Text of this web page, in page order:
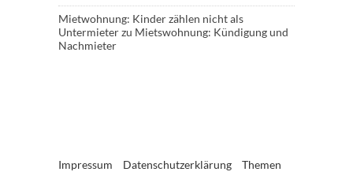
Mietwohnung: Kinder zählen nicht als
Untermieterzu Mietswohnung: Kündigung und
Nachmieter
Impressum Datenschutzerklärung Themen